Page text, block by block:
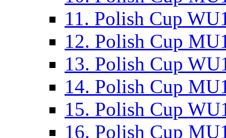
11. Polish Cup
12. Polish Cup
13. Polish Cup
14. Polish Cup
15. Polish Cup
16. Polish Cup